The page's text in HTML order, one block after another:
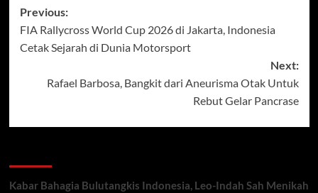
Post
navigation
Previous:
FIA Rallycross World Cup 2026 di Jakarta, Indonesia
Cetak Sejarah di Dunia Motorsport
Next:
Rafael Barbosa, Bangkit dari Aneurisma Otak Untuk
Rebut Gelar Pancrase
Kabar Bahagia Bulutangkis Indonesia, Leo-Indah Sah Menikah